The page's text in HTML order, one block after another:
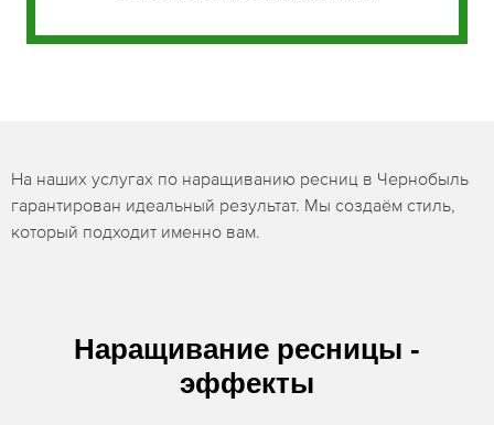
На наших услугах по наращиванию ресниц в Чернобыль
гарантирован идеальный результат. Мы создаём стиль,
который подходит именно вам.
Наращивание ресницы -
эффекты